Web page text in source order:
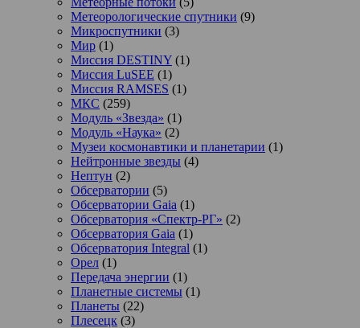
Метеорологические спутники (9)
Микроспутники (3)
Мир (1)
Миссия DESTINY (1)
Миссия LuSEE (1)
Миссия RAMSES (1)
МКС (259)
Модуль «Звезда» (1)
Модуль «Наука» (2)
Музеи космонавтики и планетарии (1)
Нейтронные звезды (4)
Нептун (2)
Обсерватории (5)
Обсерватории Gaia (1)
Обсерватория «Спектр-РГ» (2)
Обсерватория Gaia (1)
Обсерватория Integral (1)
Орел (1)
Передача энергии (1)
Планетные системы (1)
Планеты (22)
Плесецк (3)